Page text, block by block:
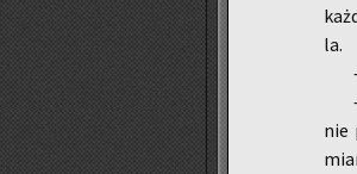
la.
nie